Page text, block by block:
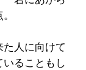
人に向けて
ることもし